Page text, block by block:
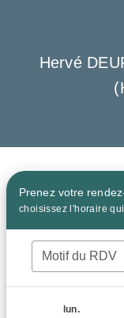
Hervé
Prenez votre
choisissez l'horaire
Motif du RDV
lun.